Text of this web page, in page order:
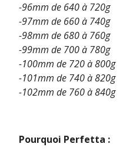
-96mm de 640 à 720g
-97mm de 660 à 740g
-98mm de 680 à 760g
-99mm de 700 à 780g
-100mm de 720 à 800g
-101mm de 740 à 820g
-102mm de 760 à 840g
Pourquoi Perfetta :